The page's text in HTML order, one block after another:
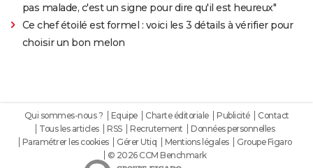
pas malade, c'est un signe pour dire qu'il est heureux"
Ce chef étoilé est formel : voici les 3 détails à vérifier pour
choisir un bon melon
Qui sommes-nous ? Equipe Charte éditoriale Publicité
Contact
Tous les articles
RSS Recrutement
Données personnelles
Paramétrer les cookies
Gérer Utiq Mentions légales
Groupe Figaro
© 2026 CCM Benchmark